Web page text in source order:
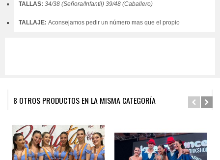
TALLAS: 34/38 (Señora/Infantil) 39/48 (Caballero)
TALLAJE: Aconsejamos pedir un número mas que el propio
8 OTROS PRODUCTOS EN LA MISMA CATEGORÍA